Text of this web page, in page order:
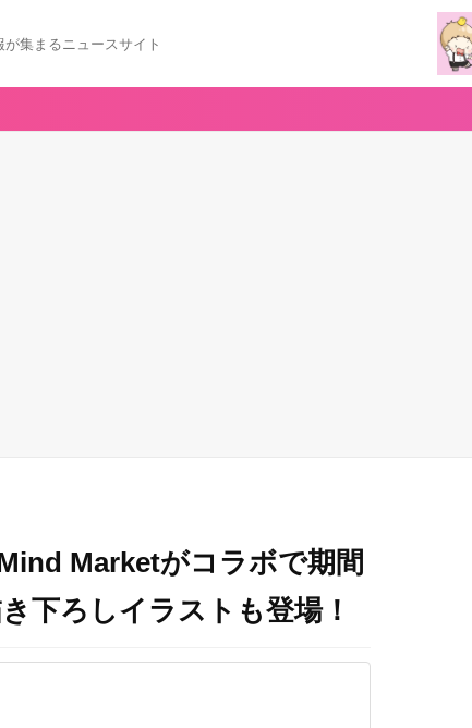
集まるニュースサイト
Marketがコラボで期間
下ろしイラストも登場！